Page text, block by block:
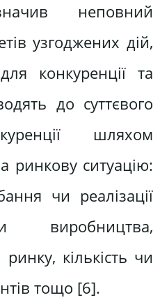
неповний
узгоджених дій,
конкуренції та
до суттєвого
шляхом
ринкову ситуацію:
чи реалізації
виробництва,
кількість чи
тощо [6].